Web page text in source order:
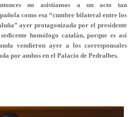
no asistíamos a un acto tan
como esa “cumbre bilateral entre los
ayer protagonizada por el presidente
homólogo catalán, porque es así
vendieron ayer a los corresponsales
por ambos en el Palacio de Pedralbes.